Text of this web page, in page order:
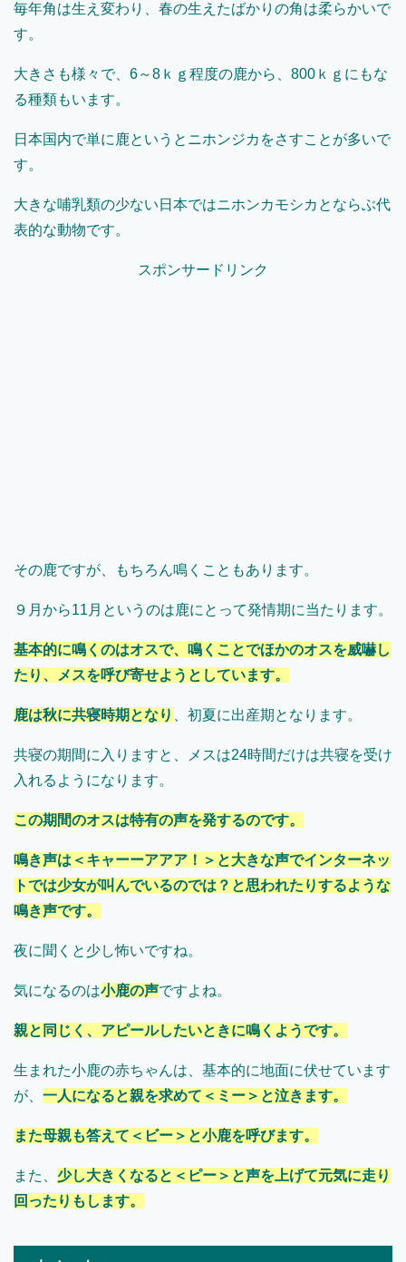
毎年角は生え変わり、春の生えたばかりの角は柔らかいで
す。
大きさも様々で、6～8ｋｇ程度の鹿から、800ｋｇにもな
る種類もいます。
日本国内で単に鹿というとニホンジカをさすことが多いで
す。
大きな哺乳類の少ない日本ではニホンカモシカとならぶ代
表的な動物です。
スポンサードリンク
その鹿ですが、もちろん鳴くこともあります。
９月から11月というのは鹿にとって発情期に当たります。
基本的に鳴くのはオスで、鳴くことでほかのオスを威嚇し
たり、メスを呼び寄せようとしています。
鹿は秋に共寝時期となり 、初夏に出産期となります。
共寝の期間に入りますと、メスは24時間だけは共寝を受け
入れるようになります。
この期間のオスは特有の声を発するのです。
鳴き声は＜キャーーアアア！＞と大きな声でインターネッ
トでは少女が叫んでいるのでは？と思われたりするような
鳴き声です。
夜に聞くと少し怖いですね。
気になるのは小鹿の声ですよね。
親と同じく、アピールしたいときに鳴くようです。
生まれた小鹿の赤ちゃんは、基本的に地面に伏せています
が、 一人になると親を求めて＜ミー＞と泣きます。
また母親も答えて＜ビー＞と小鹿を呼びます。
また、 少し大きくなると＜ピー＞と声を上げて元気に走り
回ったりもします。